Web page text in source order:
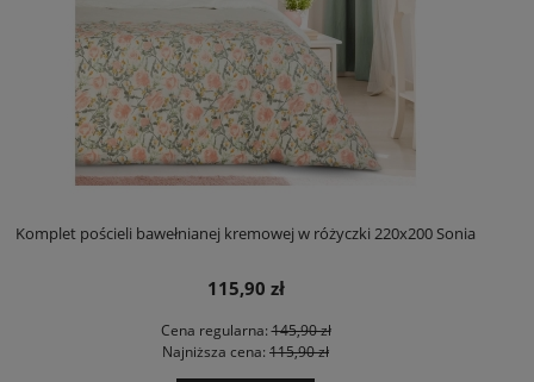
Komplet pościeli bawełnianej kremowej w różyczki 220x200 Sonia
115,90 zł
Cena regularna:145,90 zł
Najniższa cena: 115,90 zł